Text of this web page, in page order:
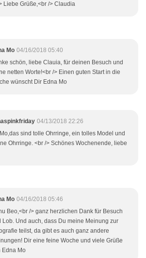
Liebe Grüße,<br /> Claudia
Mo 04/16/2018 05:40
schön, liebe Clauia, für deinen Besuch und
netten Worte!<br /> Einen guten Start in die
wünscht Dir Edna Mo
04/13/2018 22:26
sind tolle Ohrringe, ein tolles Model und
Ohrringe. <br /> Schönes Wochenende, liebe
Mo 04/16/2018 05:46
Beo,<br /> ganz herzlichen Dank für Besuch
Lob. Und auch, dass Du meine Meinung zur
teilst, da gibt es auch ganz andere
Dir eine feine Woche und viele Grüße
Edna Mo